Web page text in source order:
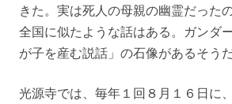
きた。実は死人の母親の幽霊だったの
全国に似たような話はある。ガンダ
が子を産む説話」の石像があるそうだ
光源寺では、毎年１回８月１６日に